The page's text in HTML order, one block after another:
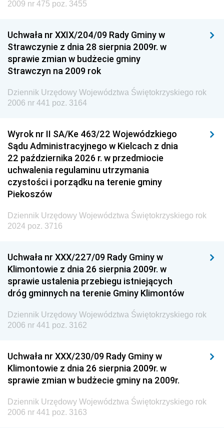
Dziennik Urzędowy Ministra Edukacji
Dziennik Urzędowy Ministra Przemysłu
Dziennik Urzędowy Ministra Finansów i Gospodarki
Dziennik Urzędowy Ministra do Spraw Unii
Dziennik Urzędowy Agencji Wywiadu
2009 nr 475 poz. 3455
Uchwała nr XXIX/204/09 Rady Gminy w
Strawczynie z dnia 28 sierpnia 2009r. w
sprawie zmian w budżecie gminy
Strawczyn na 2009 rok
Dziennik Urzędowy Województwa Świętokrzyskiego rok
2006 nr 441 poz. 3164
Wyrok nr II SA/Ke 463/22 Wojewódzkiego
Sądu Administracyjnego w Kielcach z dnia
22 października 2026 r. w przedmiocie
uchwalenia regulaminu utrzymania
czystości i porządku na terenie gminy
Piekoszów
Dziennik Urzędowy Województwa Świętokrzyskiego rok
2024 poz. 3716
Uchwała nr XXX/227/09 Rady Gminy w
Klimontowie z dnia 26 sierpnia 2009r. w
sprawie ustalenia przebiegu istniejących
dróg gminnych na terenie Gminy Klimontów
Dziennik Urzędowy Województwa Świętokrzyskiego rok
2006 nr 441 poz. 3162
Uchwała nr XXX/230/09 Rady Gminy w
Klimontowie z dnia 26 sierpnia 2009r. w
sprawie zmian w budżecie gminy na 2009r.
Dziennik Urzędowy Województwa Świętokrzyskiego rok
2006 nr 441 poz. 3163